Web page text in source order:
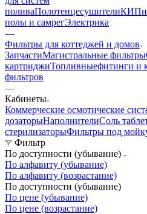
поливаПолотенцесушители
полы и самрегЭлектрика
—
Фильтры для коттеджей и домов
ЗапчастиМагистральные фильтры
картриджиТопливныефитинги и
фильтров
—
Кабинеты
Коммерческие осмотические
дозаторыНаполнителиСоль
стерилизаторыФильтры под
Фильтр
По доступности (убывание)
По алфавиту (убывание)
По алфавиту (возрастание)
По доступности (убывание)
По цене (убывание)
По цене (возрастание)